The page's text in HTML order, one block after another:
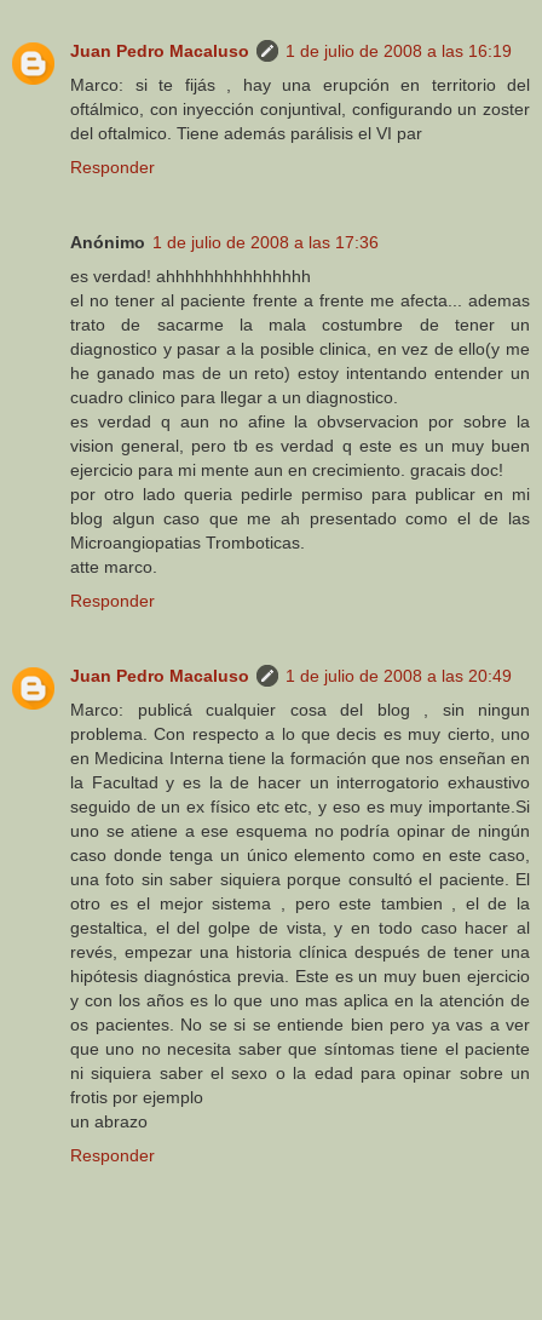
Juan Pedro Macaluso
1 de julio de 2008 a las 16:19
Marco: si te fijás , hay una erupción en territorio del
oftálmico, con inyección conjuntival, configurando un zoster
del oftalmico. Tiene además parálisis el VI par
Responder
Anónimo 1 de julio de 2008 a las 17:36
es verdad! ahhhhhhhhhhhhhhh
el no tener al paciente frente a frente me afecta... ademas
trato de sacarme la mala costumbre de tener un
diagnostico y pasar a la posible clinica, en vez de ello(y me
he ganado mas de un reto) estoy intentando entender un
cuadro clinico para llegar a un diagnostico.
es verdad q aun no afine la obvservacion por sobre la
vision general, pero tb es verdad q este es un muy buen
ejercicio para mi mente aun en crecimiento. gracais doc!
por otro lado queria pedirle permiso para publicar en mi
blog algun caso que me ah presentado como el de las
Microangiopatias Tromboticas.
atte marco.
Responder
Juan Pedro Macaluso
1 de julio de 2008 a las 20:49
Marco: publicá cualquier cosa del blog , sin ningun
problema. Con respecto a lo que decis es muy cierto, uno
en Medicina Interna tiene la formación que nos enseñan en
la Facultad y es la de hacer un interrogatorio exhaustivo
seguido de un ex físico etc etc, y eso es muy importante.Si
uno se atiene a ese esquema no podría opinar de ningún
caso donde tenga un único elemento como en este caso,
una foto sin saber siquiera porque consultó el paciente. El
otro es el mejor sistema , pero este tambien , el de la
gestaltica, el del golpe de vista, y en todo caso hacer al
revés, empezar una historia clínica después de tener una
hipótesis diagnóstica previa. Este es un muy buen ejercicio
y con los años es lo que uno mas aplica en la atención de
os pacientes. No se si se entiende bien pero ya vas a ver
que uno no necesita saber que síntomas tiene el paciente
ni siquiera saber el sexo o la edad para opinar sobre un
frotis por ejemplo
un abrazo
Responder